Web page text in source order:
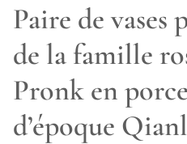
Paire de vases
de la famille
Pronk en
d’époque